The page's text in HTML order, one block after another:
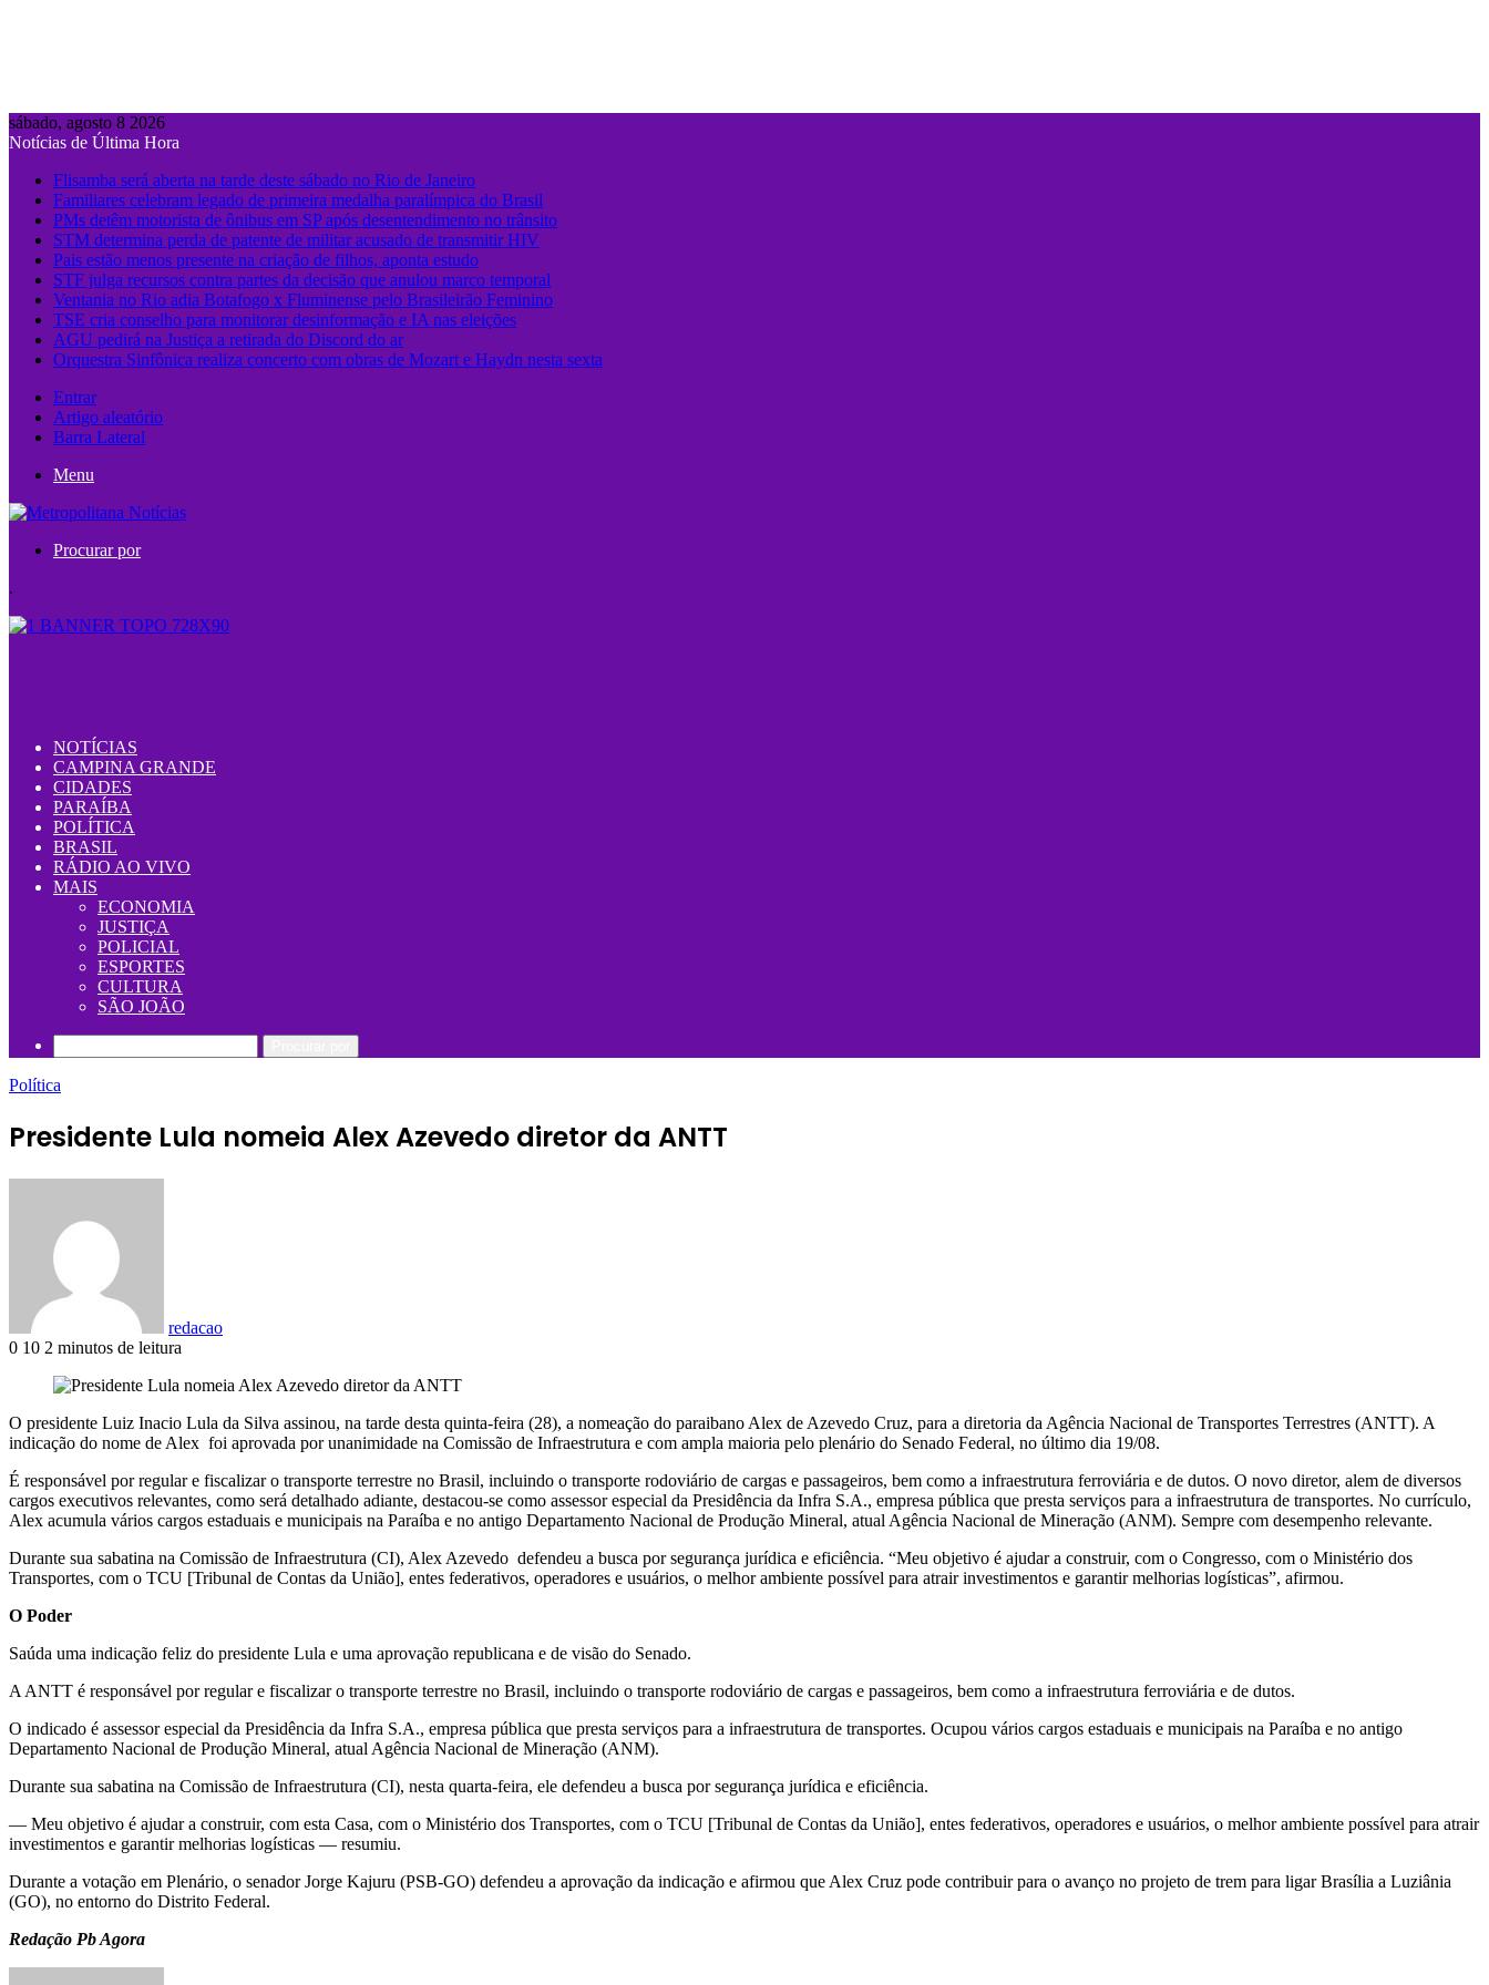
sábado, agosto 8 2026
Notícias de Última Hora
Flisamba será aberta na tarde deste sábado no Rio de Janeiro
Familiares celebram legado de primeira medalha paralímpica do Brasil
PMs detêm motorista de ônibus em SP após desentendimento no trânsito
STM determina perda de patente de militar acusado de transmitir HIV
Pais estão menos presente na criação de filhos, aponta estudo
STF julga recursos contra partes da decisão que anulou marco temporal
Ventania no Rio adia Botafogo x Fluminense pelo Brasileirão Feminino
TSE cria conselho para monitorar desinformação e IA nas eleições
AGU pedirá na Justiça a retirada do Discord do ar
Orquestra Sinfônica realiza concerto com obras de Mozart e Haydn nesta sexta
Entrar
Artigo aleatório
Barra Lateral
Menu
Procurar por
.
NOTÍCIAS
CAMPINA GRANDE
CIDADES
PARAÍBA
POLÍTICA
BRASIL
RÁDIO AO VIVO
MAIS
ECONOMIA
JUSTIÇA
POLICIAL
ESPORTES
CULTURA
SÃO JOÃO
Política
Presidente Lula nomeia Alex Azevedo diretor da ANTT
redacao
0 10 2 minutos de leitura
O presidente Luiz Inacio Lula da Silva assinou, na tarde desta quinta-feira (28), a nomeação do paraibano Alex de Azevedo Cruz, para a diretoria da Agência Nacional de Transportes Terrestres (ANTT). A
indicação do nome de Alex foi aprovada por unanimidade na Comissão de Infraestrutura e com ampla maioria pelo plenário do Senado Federal, no último dia 19/08.
É responsável por regular e fiscalizar o transporte terrestre no Brasil, incluindo o transporte rodoviário de cargas e passageiros, bem como a infraestrutura ferroviária e de dutos. O novo diretor, alem de diversos
cargos executivos relevantes, como será detalhado adiante, destacou-se como assessor especial da Presidência da Infra S.A., empresa pública que presta serviços para a infraestrutura de transportes. No currículo,
Alex acumula vários cargos estaduais e municipais na Paraíba e no antigo Departamento Nacional de Produção Mineral, atual Agência Nacional de Mineração (ANM). Sempre com desempenho relevante.
Durante sua sabatina na Comissão de Infraestrutura (CI), Alex Azevedo defendeu a busca por segurança jurídica e eficiência. “Meu objetivo é ajudar a construir, com o Congresso, com o Ministério dos
Transportes, com o TCU [Tribunal de Contas da União], entes federativos, operadores e usuários, o melhor ambiente possível para atrair investimentos e garantir melhorias logísticas”, afirmou.
O Poder
Saúda uma indicação feliz do presidente Lula e uma aprovação republicana e de visão do Senado.
A ANTT é responsável por regular e fiscalizar o transporte terrestre no Brasil, incluindo o transporte rodoviário de cargas e passageiros, bem como a infraestrutura ferroviária e de dutos.
O indicado é assessor especial da Presidência da Infra S.A., empresa pública que presta serviços para a infraestrutura de transportes. Ocupou vários cargos estaduais e municipais na Paraíba e no antigo
Departamento Nacional de Produção Mineral, atual Agência Nacional de Mineração (ANM).
Durante sua sabatina na Comissão de Infraestrutura (CI), nesta quarta-feira, ele defendeu a busca por segurança jurídica e eficiência.
— Meu objetivo é ajudar a construir, com esta Casa, com o Ministério dos Transportes, com o TCU [Tribunal de Contas da União], entes federativos, operadores e usuários, o melhor ambiente possível para atrair
investimentos e garantir melhorias logísticas — resumiu.
Durante a votação em Plenário, o senador Jorge Kajuru (PSB-GO) defendeu a aprovação da indicação e afirmou que Alex Cruz pode contribuir para o avanço no projeto de trem para ligar Brasília a Luziânia
(GO), no entorno do Distrito Federal.
Redação Pb Agora